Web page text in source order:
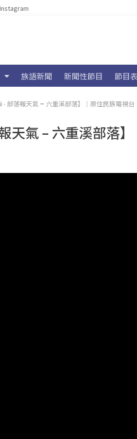
Instagram
族語新聞 新聞性節目 節目表
部落報天氣 – 六重溪部落】｜原住民族電視台
氣 – 六重溪部落